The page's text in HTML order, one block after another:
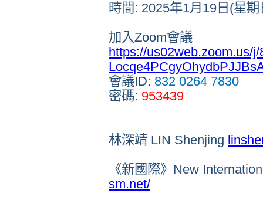
時間 : 2025年1月 19 日 (星期
加入Zoom會議
https://us02web.zoom.us/
會議ID: 832 0264 7830
密碼: 953439
林深靖 LIN Shenjing
《新國際》 New
sm.net/